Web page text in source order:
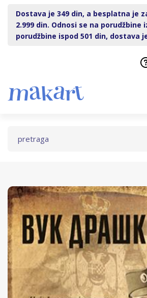
Dostava je 349 din, a besplatna je
2.999 din. Odnosi se na porudžbine
porudžbine ispod 501 din, dostava